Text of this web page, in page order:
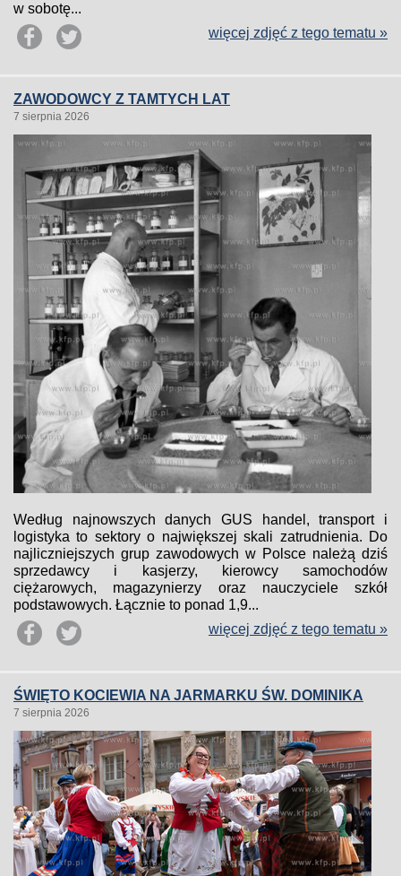
w sobotę...
więcej zdjęć z tego tematu »
ZAWODOWCY Z TAMTYCH LAT
7 sierpnia 2026
Według najnowszych danych GUS handel, transport i
logistyka to sektory o największej skali zatrudnienia. Do
najliczniejszych grup zawodowych w Polsce należą dziś
sprzedawcy i kasjerzy, kierowcy samochodów
ciężarowych, magazynierzy oraz nauczyciele szkół
podstawowych. Łącznie to ponad 1,9...
więcej zdjęć z tego tematu »
ŚWIĘTO KOCIEWIA NA JARMARKU ŚW. DOMINIKA
7 sierpnia 2026